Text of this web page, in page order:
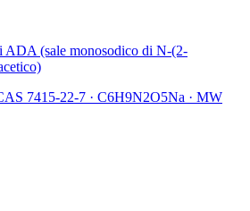
ADA (sale monosodico di N-(2-
7415-22-7 · C6H9N2O5Na · MW